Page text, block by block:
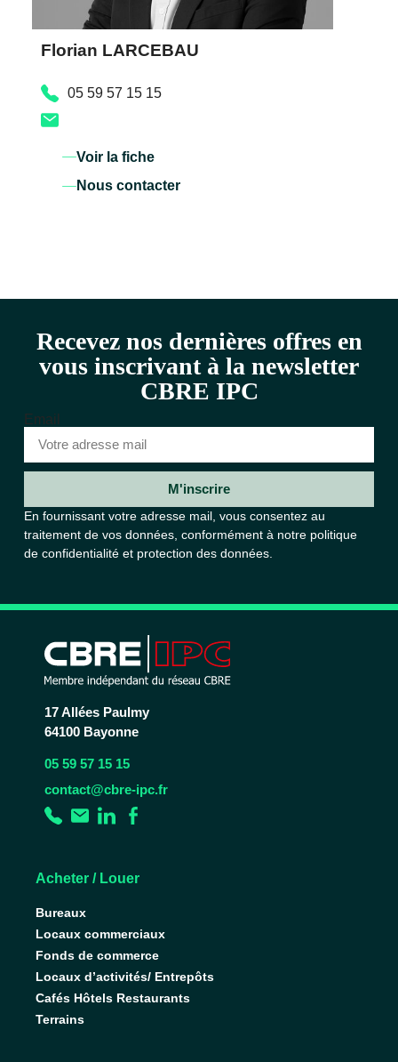
Florian LARCEBAU
05 59 57 15 15
Voir la fiche
Nous contacter
Recevez nos dernières offres en
vous inscrivant à la newsletter
CBRE IPC
Email
M'inscrire
En fournissant votre adresse mail, vous consentez au
traitement de vos données, conformément à notre politique
de confidentialité et protection des données.
17 Allées Paulmy
64100 Bayonne
05 59 57 15 15
contact@cbre-ipc.fr
Acheter / Louer
Bureaux
Locaux commerciaux
Fonds de commerce
Locaux d’activités/ Entrepôts
Cafés Hôtels Restaurants
Terrains